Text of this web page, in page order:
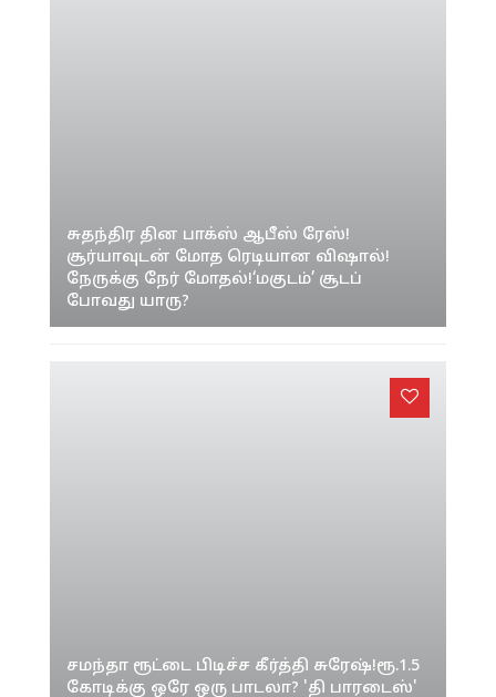
சுதந்திர தின பாக்ஸ் ஆபீஸ் ரேஸ்!
சூர்யாவுடன் மோத ரெடியான விஷால்!
நேருக்கு நேர் மோதல்!‘மகுடம்’ சூடப்